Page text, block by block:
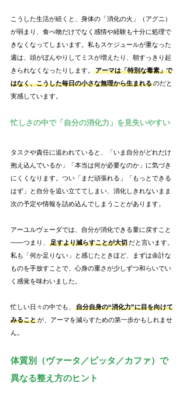
こうした生活が続くと、身体の「消化の火」（アグニ）
が弱まり、食べ物だけでなく感情や経験も十分に処理で
きなくなってしまいます。私もスケジュールが重なった
週は、頭がぼんやりしてミスが増えたり、朝すっきり起
きられなくなったりします。
アーマは「特別な毒素」で
はなく、こうした毎日の小さな無理から生まれるのだと
実感しています。
忙しさの中で「自分の消化力」を見失いやすい
タスクや責任に追われていると、「いま自分がどれだけ
抱え込んでいるか」「本当は何が必要なのか」に気づき
にくくなります。つい「まだ頑張れる」「もっとできる
はず」と自分を追い立ててしまい、消化しきれないまま
次の予定や情報を詰め込んでしまうことがあります。
アーユルヴェーダでは、自分が消化できる量に戻すこと
――つまり、
足すより減らすことが大切だと言います。
私も「何か足りない」と感じたときほど、まずは余計な
ものを手放すことで、心身の重さが少しずつ和らいでい
く感覚を味わいました。
忙しい日々の中でも、
自分自身の“消化力”に目を向けて
みることが、アーマを減らすための第一歩かもしれませ
ん。
体質別（ヴァータ／ピッタ／カファ）で
異なる整え方のヒント